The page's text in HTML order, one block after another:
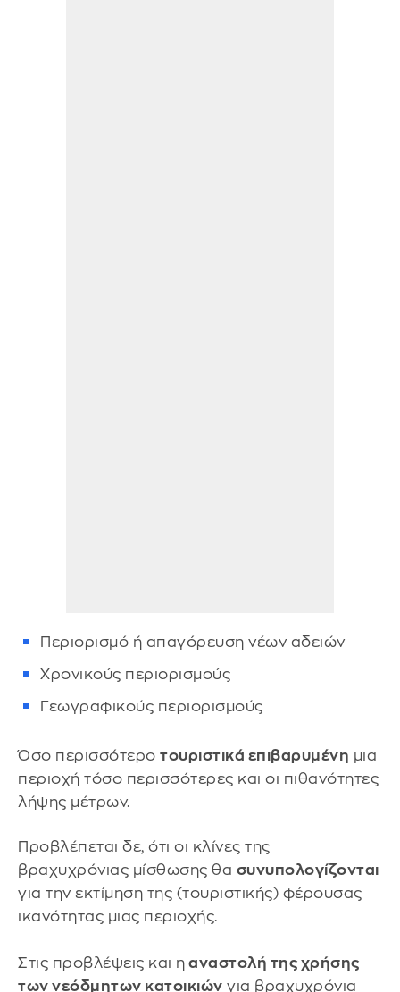
Περιορισμό ή απαγόρευση νέων αδειών
Χρονικούς περιορισμούς
Γεωγραφικούς περιορισμούς
Όσο περισσότερο τουριστικά επιβαρυμένη μια
περιοχή τόσο περισσότερες και οι πιθανότητες
λήψης μέτρων.
Προβλέπεται δε, ότι οι κλίνες της
βραχυχρόνιας μίσθωσης θα συνυπολογίζονται
για την εκτίμηση της (τουριστικής) φέρουσας
ικανότητας μιας περιοχής.
Στις προβλέψεις και η αναστολή της χρήσης
των νεόδμητων κατοικιών για βραχυχρόνια